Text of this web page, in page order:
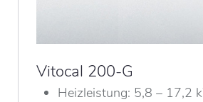
Vitocal 200-G
Heizleistung: 5,8 – 17,2